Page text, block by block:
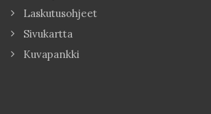
Laskutusohjeet
Sivukartta
Kuvapankki